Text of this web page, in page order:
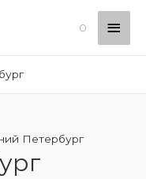
0
Петербург